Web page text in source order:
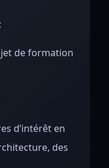
de formation
d’intérêt en
des